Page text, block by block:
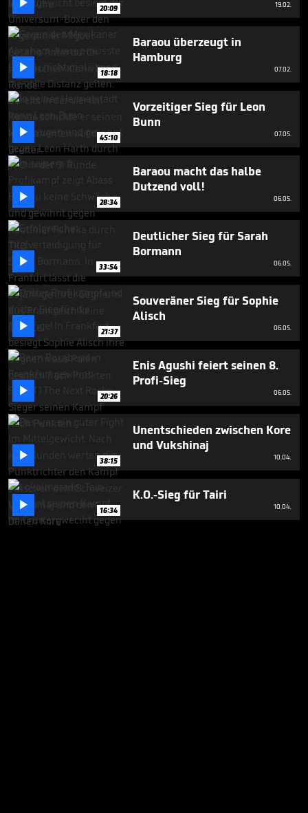
minutes,
55
seconds
20:09 19.02.
 18:18
Baraou überzeugt in
Hamburg
07.02.
 45:10
Vorzeitiger Sieg für Leon
Bunn
07.05.
 28:34
Baraou macht das halbe
Dutzend voll!
06.05.
 33:54
Deutlicher Sieg für Sarah
Bormann
06.05.
 21:37
Souveräner Sieg für Sophie
Alisch
06.05.
 20:26
Enis Agushi feiert seinen 8.
Profi-Sieg
06.05.
 38:15
Unentschieden zwischen Kore
und Vukshinaj
10.04.
 16:34
K.O.-Sieg für Tairi
10.04.